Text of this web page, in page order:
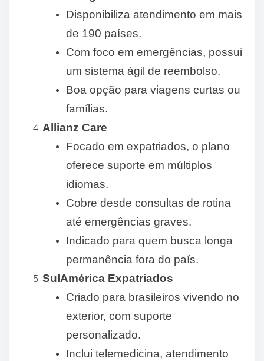
Disponibiliza atendimento em mais
de 190 países.
Com foco em emergências, possui
um sistema ágil de reembolso.
Boa opção para viagens curtas ou
famílias.
Allianz Care
Focado em expatriados, o plano
oferece suporte em múltiplos
idiomas.
Cobre desde consultas de rotina
até emergências graves.
Indicado para quem busca longa
permanência fora do país.
SulAmérica Expatriados
Criado para brasileiros vivendo no
exterior, com suporte
personalizado.
Inclui telemedicina, atendimento